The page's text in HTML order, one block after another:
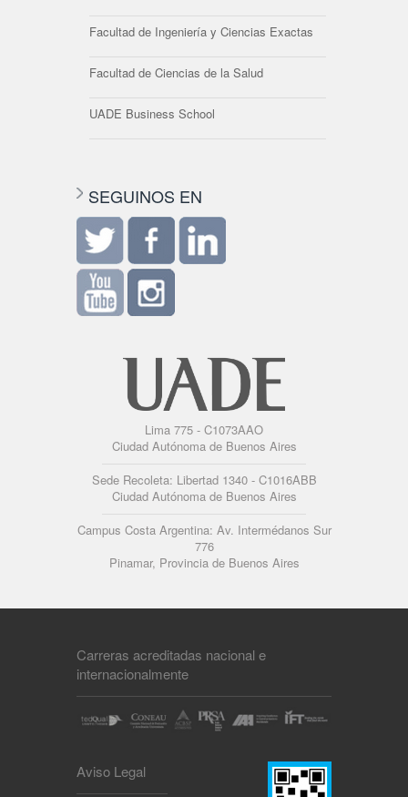
Facultad de Ingeniería y Ciencias Exactas
Facultad de Ciencias de la Salud
UADE Business School
SEGUINOS EN
Lima 775 - C1073AAO
Ciudad Autónoma de Buenos Aires
Sede Recoleta: Libertad 1340 - C1016ABB
Ciudad Autónoma de Buenos Aires
Campus Costa Argentina: Av. Intermédanos Sur
776
Pinamar, Provincia de Buenos Aires
Carreras acreditadas nacional e
internacionalmente
Aviso Legal